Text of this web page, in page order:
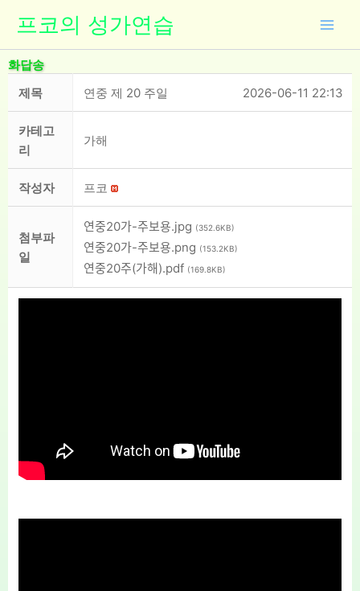
츠
로
프코의 성가연습
화답송
제목 연중 제 20 주일 2026-06-11 22:13
카테고
리
가해
작성자 프코
첨부파
일
연중20가-주보용.jpg (352.6KB)
연중20가-주보용.png (153.2KB)
연중20주(가해).pdf (169.8KB)